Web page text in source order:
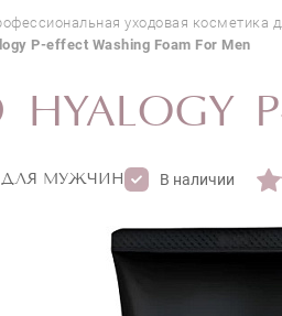
уходовая косметика
P-effect Washing Foam For Men
HYALOGY
МУЖЧИН В наличии